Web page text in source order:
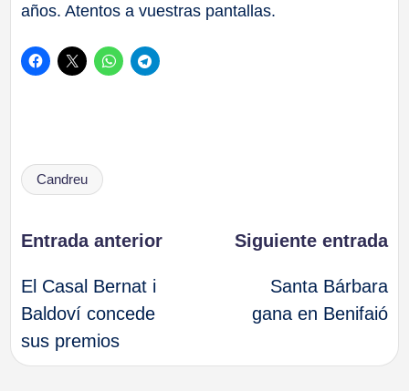
años. Atentos a vuestras pantallas.
Etiquetas:
Candreu
Navegación
de
entradas
Entrada anterior
El Casal Bernat i
Baldoví concede
sus premios
Siguiente entrada
Santa Bárbara
gana en Benifaió